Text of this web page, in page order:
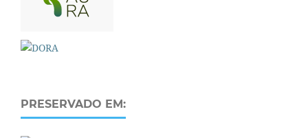
PRESERVADO EM: